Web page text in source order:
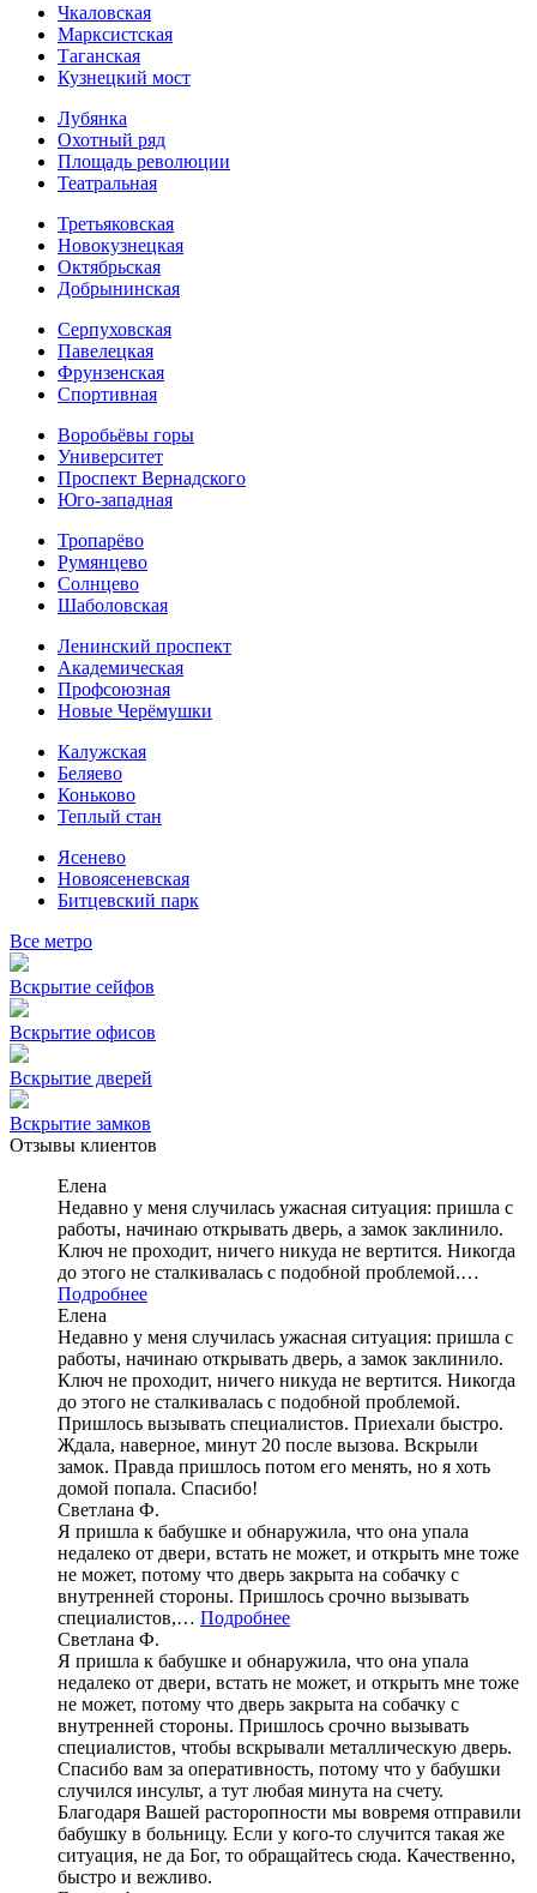
Чкаловская
Марксистская
Таганская
Кузнецкий мост
Лубянка
Охотный ряд
Площадь революции
Театральная
Третьяковская
Новокузнецкая
Октябрьская
Добрынинская
Серпуховская
Павелецкая
Фрунзенская
Спортивная
Воробьёвы горы
Университет
Проспект Вернадского
Юго-западная
Тропарёво
Румянцево
Солнцево
Шаболовская
Ленинский проспект
Академическая
Профсоюзная
Новые Черёмушки
Калужская
Беляево
Коньково
Теплый стан
Ясенево
Новоясеневская
Битцевский парк
Все метро
Вскрытие сейфов
Вскрытие офисов
Вскрытие дверей
Вскрытие замков
Отзывы клиентов
Елена
Недавно у меня случилась ужасная ситуация: пришла с
работы, начинаю открывать дверь, а замок заклинило.
Ключ не проходит, ничего никуда не вертится. Никогда
до этого не сталкивалась с подобной проблемой.…
Подробнее
Елена
Недавно у меня случилась ужасная ситуация: пришла с
работы, начинаю открывать дверь, а замок заклинило.
Ключ не проходит, ничего никуда не вертится. Никогда
до этого не сталкивалась с подобной проблемой.
Пришлось вызывать специалистов. Приехали быстро.
Ждала, наверное, минут 20 после вызова. Вскрыли
замок. Правда пришлось потом его менять, но я хоть
домой попала. Спасибо!
Светлана Ф.
Я пришла к бабушке и обнаружила, что она упала
недалеко от двери, встать не может, и открыть мне тоже
не может, потому что дверь закрыта на собачку с
внутренней стороны. Пришлось срочно вызывать
специалистов,… Подробнее
Светлана Ф.
Я пришла к бабушке и обнаружила, что она упала
недалеко от двери, встать не может, и открыть мне тоже
не может, потому что дверь закрыта на собачку с
внутренней стороны. Пришлось срочно вызывать
специалистов, чтобы вскрывали металлическую дверь.
Спасибо вам за оперативность, потому что у бабушки
случился инсульт, а тут любая минута на счету.
Благодаря Вашей расторопности мы вовремя отправили
бабушку в больницу. Если у кого-то случится такая же
ситуация, не да Бог, то обращайтесь сюда. Качественно,
быстро и вежливо.